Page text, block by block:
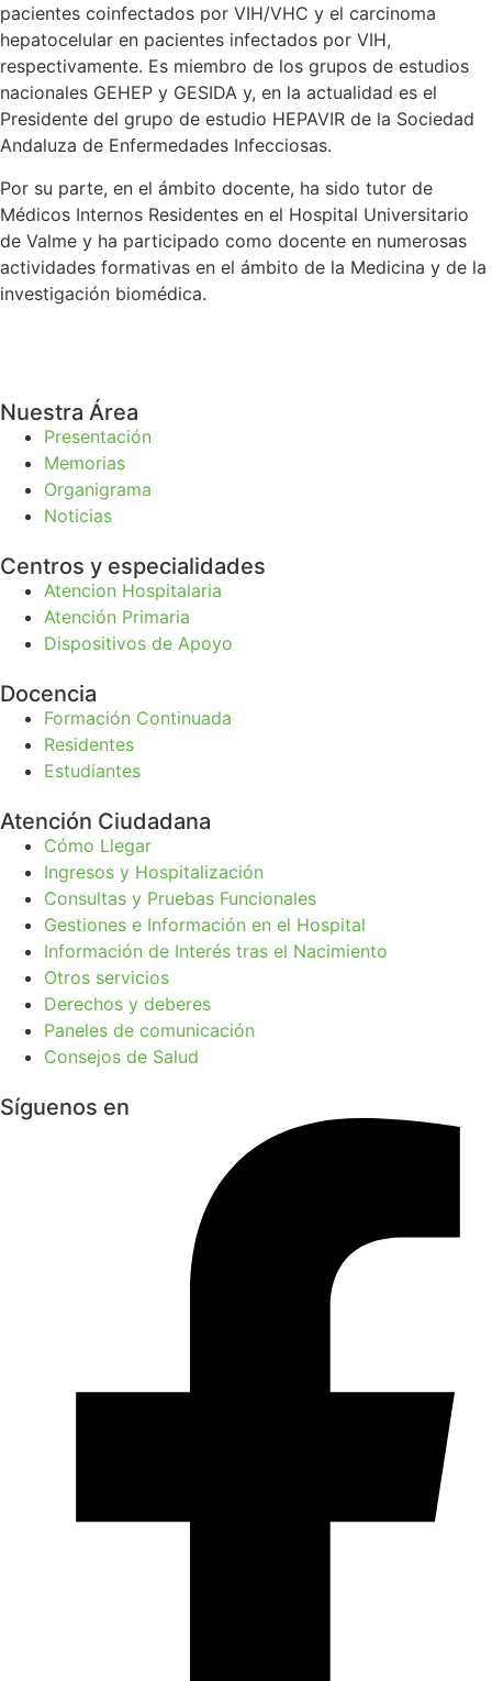
pacientes coinfectados por VIH/VHC y el carcinoma
hepatocelular en pacientes infectados por VIH,
respectivamente. Es miembro de los grupos de estudios
nacionales GEHEP y GESIDA y, en la actualidad es el
Presidente del grupo de estudio HEPAVIR de la Sociedad
Andaluza de Enfermedades Infecciosas.
Por su parte, en el ámbito docente, ha sido tutor de
Médicos Internos Residentes en el Hospital Universitario
de Valme y ha participado como docente en numerosas
actividades formativas en el ámbito de la Medicina y de la
investigación biomédica.
Nuestra Área
Presentación
Memorias
Organigrama
Noticias
Centros y especialidades
Atencion Hospitalaria
Atención Primaria
Dispositivos de Apoyo
Docencia
Formación Continuada
Residentes
Estudiantes
Atención Ciudadana
Cómo Llegar
Ingresos y Hospitalización
Consultas y Pruebas Funcionales
Gestiones e Información en el Hospital
Información de Interés tras el Nacimiento
Otros servicios
Derechos y deberes
Paneles de comunicación
Consejos de Salud
Síguenos en